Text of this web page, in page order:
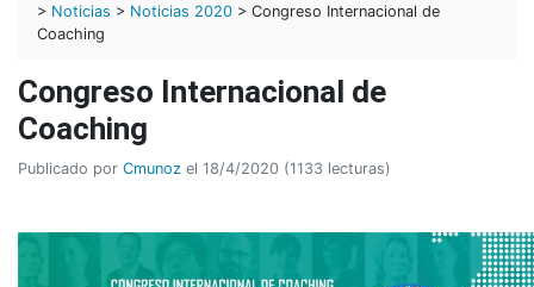
> Noticias > Noticias 2020 > Congreso Internacional de
Coaching
Congreso Internacional de
Coaching
Publicado por Cmunoz el 18/4/2020 (1133 lecturas)